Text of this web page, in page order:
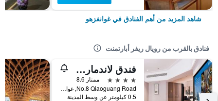
شاهد المزيد من أهم الفنادق في غوانغزهو
فنادق بالقرب من رويال ريفر أبارتمنت
فندق لاندمارك كانتون
4 نجوم
ممتاز 8.6
No.8 Qiaoguang Road, غوانغزهو, الصين
0.5 كيلومتر عن وسط المدينة